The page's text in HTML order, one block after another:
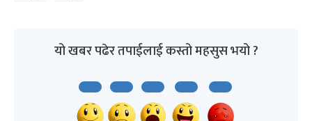
यो खबर पढेर तपाईलाई कस्तो महसुस भयो ?